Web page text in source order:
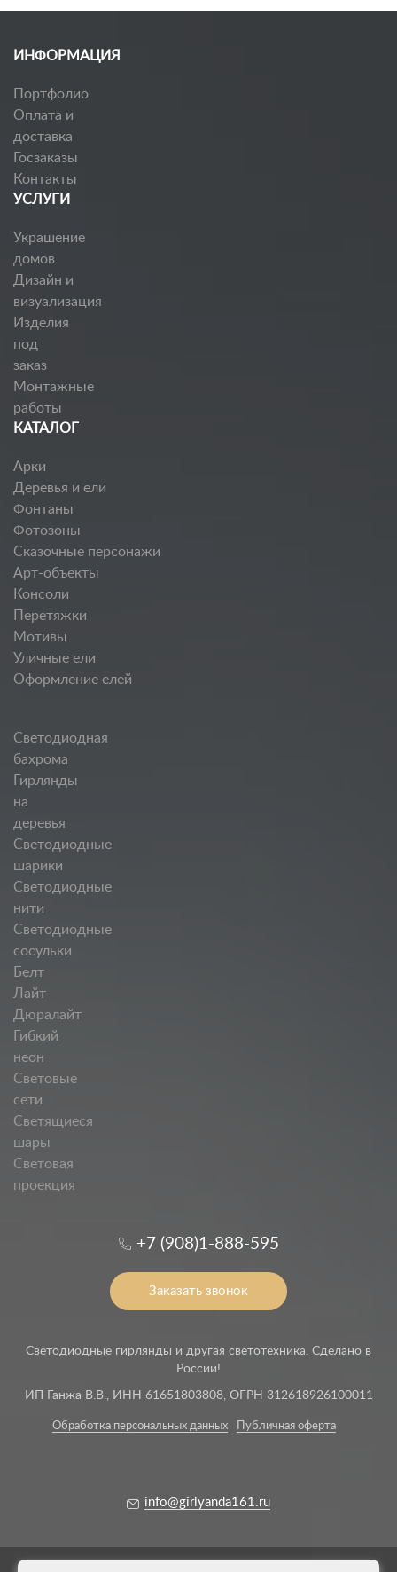
ИНФОРМАЦИЯ
Портфолио
Оплата и
доставка
Госзаказы
Контакты
УСЛУГИ
Украшение
домов
Дизайн и
визуализация
Изделия
под
заказ
Монтажные
работы
КАТАЛОГ
Арки
Деревья и ели
Фонтаны
Фотозоны
Сказочные персонажи
Арт-объекты
Консоли
Перетяжки
Мотивы
Уличные ели
Оформление елей
Светодиодная
бахрома
Гирлянды
на
деревья
Светодиодные
шарики
Светодиодные
нити
Светодиодные
сосульки
Белт
Лайт
Дюралайт
Гибкий
неон
Световые
сети
Светящиеся
шары
Световая
проекция
+7 (908)1-888-595
Заказать звонок
Светодиодные гирлянды и другая светотехника. Сделано в
России!
ИП Ганжа В.В., ИНН 61651803808, ОГРН 312618926100011
Обработка персональных данных Публичная оферта
info@girlyanda161.ru